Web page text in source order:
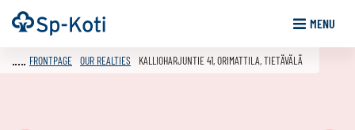
Go
to
Frontpage MENU
FRONTPAGE OUR REALTIES KALLIOHARJUNTIE 41, ORIMATTILA, TIETÄVÄLÄ